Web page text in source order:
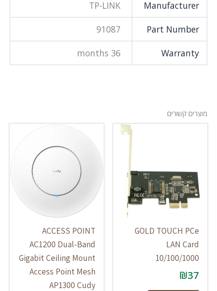
Manufacturer
TP-LINK
Part Number
91087
Warranty
36 months
מוצרים קשורים
GOLD TOUCH PCe
LAN Card
10/100/1000
₪37
ACCESS POINT
AC1200 Dual-Band
Gigabit Ceiling Mount
Access Point Mesh
AP1300 Cudy